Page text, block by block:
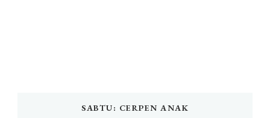
SABTU: CERPEN ANAK